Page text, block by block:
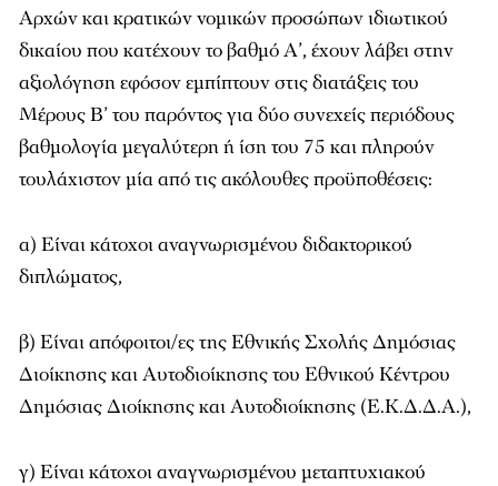
Αρχών και κρατικών νομικών προσώπων ιδιωτικού
δικαίου που κατέχουν το βαθμό Α’, έχουν λάβει στην
αξιολόγηση εφόσον εμπίπτουν στις διατάξεις του
Μέρους Β’ του παρόντος για δύο συνεχείς περιόδους
βαθμολογία μεγαλύτερη ή ίση του 75 και πληρούν
τουλάχιστον μία από τις ακόλουθες προϋποθέσεις:
α) Είναι κάτοχοι αναγνωρισμένου διδακτορικού
διπλώματος,
β) Είναι απόφοιτοι/ες της Εθνικής Σχολής Δημόσιας
Διοίκησης και Αυτοδιοίκησης του Εθνικού Κέντρου
Δημόσιας Διοίκησης και Αυτοδιοίκησης (Ε.Κ.Δ.Δ.Α.),
γ) Είναι κάτοχοι αναγνωρισμένου μεταπτυχιακού